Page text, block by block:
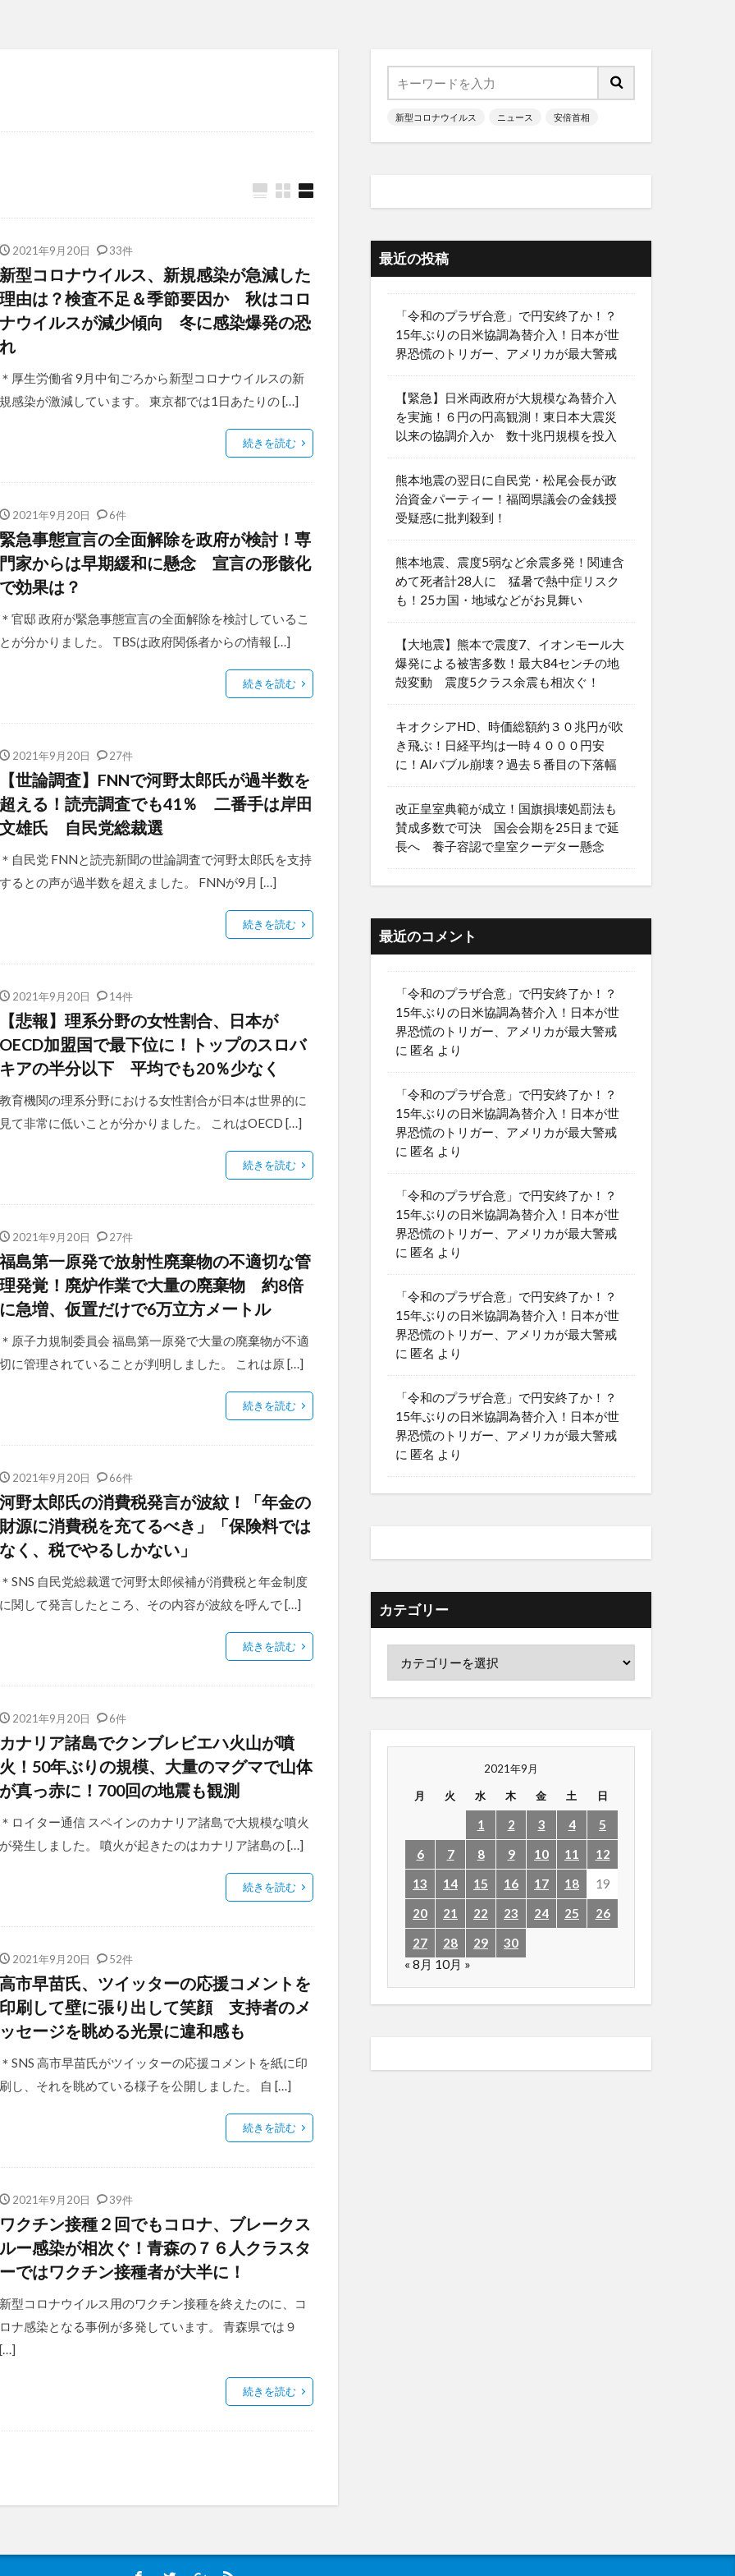
2021年9月20日 33件
新型コロナウイルス、新規感染が急減した
理由は？検査不足＆季節要因か 秋はコロ
ナウイルスが減少傾向 冬に感染爆発の恐
れ
＊厚生労働省 9月中旬ごろから新型コロナウイルスの新
規感染が激減しています。 東京都では1日あたりの […]
続きを読む
2021年9月20日 6件
緊急事態宣言の全面解除を政府が検討！専
門家からは早期緩和に懸念 宣言の形骸化
で効果は？
＊官邸 政府が緊急事態宣言の全面解除を検討しているこ
とが分かりました。 TBSは政府関係者からの情報 […]
続きを読む
2021年9月20日 27件
【世論調査】FNNで河野太郎氏が過半数を
超える！読売調査でも41％ 二番手は岸田
文雄氏 自民党総裁選
＊自民党 FNNと読売新聞の世論調査で河野太郎氏を支持
するとの声が過半数を超えました。 FNNが9月 […]
続きを読む
2021年9月20日 14件
【悲報】理系分野の女性割合、日本が
OECD加盟国で最下位に！トップのスロバ
キアの半分以下 平均でも20％少なく
教育機関の理系分野における女性割合が日本は世界的に
見て非常に低いことが分かりました。 これはOECD […]
続きを読む
2021年9月20日 27件
福島第一原発で放射性廃棄物の不適切な管
理発覚！廃炉作業で大量の廃棄物 約8倍
に急増、仮置だけで6万立方メートル
＊原子力規制委員会 福島第一原発で大量の廃棄物が不適
切に管理されていることが判明しました。 これは原 […]
続きを読む
2021年9月20日 66件
河野太郎氏の消費税発言が波紋！「年金の
財源に消費税を充てるべき」「保険料では
なく、税でやるしかない」
＊SNS 自民党総裁選で河野太郎候補が消費税と年金制度
に関して発言したところ、その内容が波紋を呼んで […]
続きを読む
2021年9月20日 6件
カナリア諸島でクンブレビエハ火山が噴
火！50年ぶりの規模、大量のマグマで山体
が真っ赤に！700回の地震も観測
＊ロイター通信 スペインのカナリア諸島で大規模な噴火
が発生しました。 噴火が起きたのはカナリア諸島の […]
続きを読む
2021年9月20日 52件
高市早苗氏、ツイッターの応援コメントを
印刷して壁に張り出して笑顔 支持者のメ
ッセージを眺める光景に違和感も
＊SNS 高市早苗氏がツイッターの応援コメントを紙に印
刷し、それを眺めている様子を公開しました。 自 […]
続きを読む
2021年9月20日 39件
ワクチン接種２回でもコロナ、ブレークス
ルー感染が相次ぐ！青森の７６人クラスタ
ーではワクチン接種者が大半に！
新型コロナウイルス用のワクチン接種を終えたのに、コ
ロナ感染となる事例が多発しています。 青森県では９
[…]
続きを読む
新型コロナウイルス ニュース 安倍首相
最近の投稿
「令和のプラザ合意」で円安終了か！？
15年ぶりの日米協調為替介入！日本が世
界恐慌のトリガー、アメリカが最大警戒
【緊急】日米両政府が大規模な為替介入
を実施！６円の円高観測！東日本大震災
以来の協調介入か 数十兆円規模を投入
熊本地震の翌日に自民党・松尾会長が政
治資金パーティー！福岡県議会の金銭授
受疑惑に批判殺到！
熊本地震、震度5弱など余震多発！関連含
めて死者計28人に 猛暑で熱中症リスク
も！25カ国・地域などがお見舞い
【大地震】熊本で震度7、イオンモール大
爆発による被害多数！最大84センチの地
殻変動 震度5クラス余震も相次ぐ！
キオクシアHD、時価総額約３０兆円が吹
き飛ぶ！日経平均は一時４０００円安
に！AIバブル崩壊？過去５番目の下落幅
改正皇室典範が成立！国旗損壊処罰法も
賛成多数で可決 国会会期を25日まで延
長へ 養子容認で皇室クーデター懸念
最近のコメント
「令和のプラザ合意」で円安終了か！？
15年ぶりの日米協調為替介入！日本が世
界恐慌のトリガー、アメリカが最大警戒
に 匿名 より
「令和のプラザ合意」で円安終了か！？
15年ぶりの日米協調為替介入！日本が世
界恐慌のトリガー、アメリカが最大警戒
に 匿名 より
「令和のプラザ合意」で円安終了か！？
15年ぶりの日米協調為替介入！日本が世
界恐慌のトリガー、アメリカが最大警戒
に 匿名 より
「令和のプラザ合意」で円安終了か！？
15年ぶりの日米協調為替介入！日本が世
界恐慌のトリガー、アメリカが最大警戒
に 匿名 より
「令和のプラザ合意」で円安終了か！？
15年ぶりの日米協調為替介入！日本が世
界恐慌のトリガー、アメリカが最大警戒
に 匿名 より
カテゴリー
2021年9月
月 火 水 木 金 土 日
1 2 3 4
5
6
7 8 9 10 11
12
13
14 15 16 17 18
19
20
21 22 23 24 25
26
27
28 29
30
« 8月 10月 »